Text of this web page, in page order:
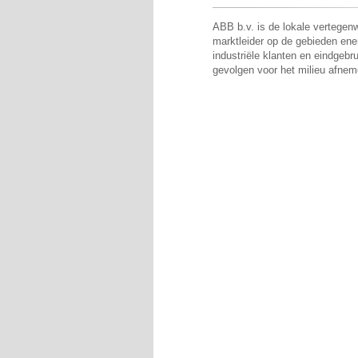
ABB b.v. is de lokale
marktleider op de gebieden
industriële klanten en
gevolgen voor het milieu